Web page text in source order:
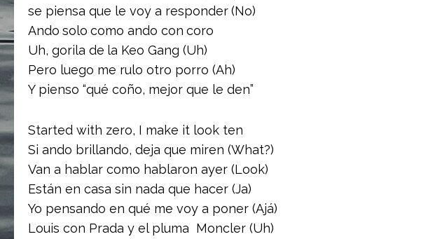
se piensa que le voy a responder (No)
Ando solo como ando con coro
Uh, gorila de la Keo Gang (Uh)
Pero luego me rulo otro porro (Ah)
Y pienso “qué coño, mejor que le den”
Started with zero, I make it look ten
Si ando brillando, deja que miren (What?)
Van a hablar como hablaron ayer (Look)
Están en casa sin nada que hacer (Ja)
Yo pensando en qué me voy a poner (Ajá)
Louis con Prada y el pluma Moncler (Uh)